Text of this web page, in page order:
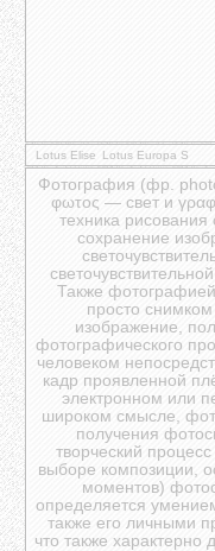
Lotus Elise Lotus Europa S
Фотография (фр.
φωτος — свет и
техника
сохранение
Также
просто
изображение,
фотографического
человеком
кадр проявленной
электронном или
широком смысле,
получения
творческий
выборе композиции,
моментов)
определяется
также его личными
что также характерно